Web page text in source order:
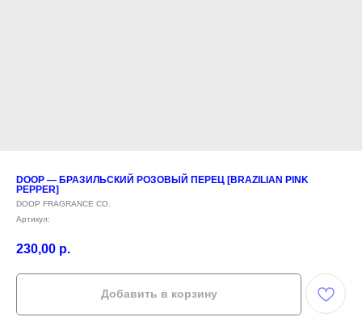
DOOP — БРАЗИЛЬСКИЙ РОЗОВЫЙ ПЕРЕЦ [BRAZILIAN PINK
PEPPER]
DOOP FRAGRANCE CO.
Артикул:
230,00 р.
Добавить в корзину